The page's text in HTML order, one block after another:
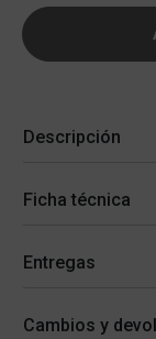
Descripción
Ficha técnica
Entregas
Cambios y